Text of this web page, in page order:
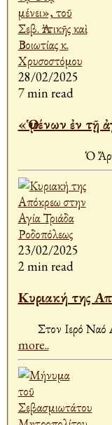
28/02/2025
7 min read
«Ὁ μένων ἐν τῇ
Ὁ
23/02/2025
2 min read
Κυριακή της
Στον Ιερό Ναό
more..